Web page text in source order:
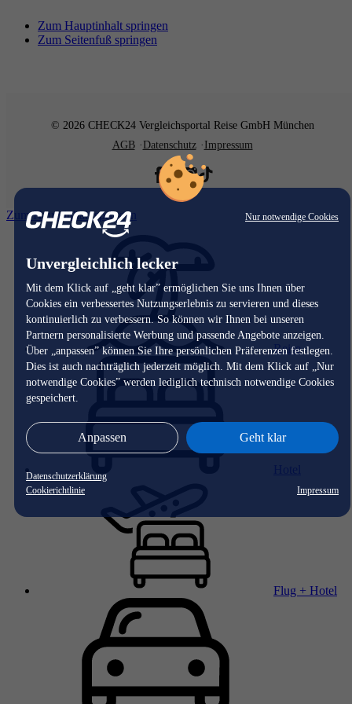
Nur notwendige Cookies
Unvergleichlich lecker
Mit dem Klick auf „geht klar” ermöglichen Sie uns Ihnen über
Cookies ein verbessertes Nutzungserlebnis zu servieren und dieses
kontinuierlich zu verbessern. So können wir Ihnen bei unseren
Partnern personalisierte Werbung und passende Angebote anzeigen.
Über „anpassen” können Sie Ihre persönlichen Präferenzen festlegen.
Dies ist auch nachträglich jederzeit möglich. Mit dem Klick auf „Nur
notwendige Cookies” werden lediglich technisch notwendige Cookies
gespeichert.
Anpassen Geht klar
Datenschutzerklärung
Cookierichtlinie
Impressum
Zum Hauptinhalt springen
Zum Seitenfuß springen
© 2026 CHECK24 Vergleichsportal Reise GmbH München
AGB
Datenschutz Impressum
Zum Hauptinhalt springen
Reise
Flug + Hotel